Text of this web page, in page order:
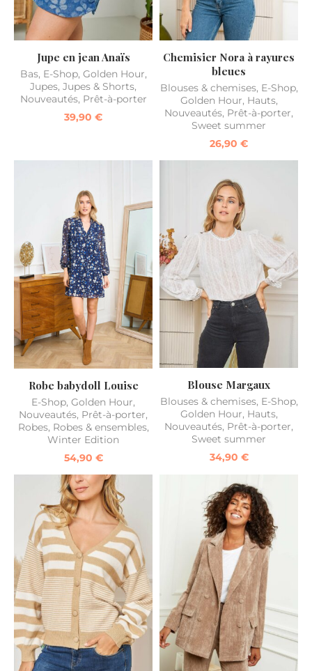
Jupe en jean Anaïs
Bas, E-Shop, Golden Hour,
Jupes, Jupes & Shorts,
Nouveautés, Prêt-à-porter
39,90 €
Chemisier Nora à rayures
bleues
Blouses & chemises, E-Shop,
Golden Hour, Hauts,
Nouveautés, Prêt-à-porter,
Sweet summer
26,90 €
Robe babydoll Louise
E-Shop, Golden Hour,
Nouveautés, Prêt-à-porter,
Robes, Robes & ensembles,
Winter Edition
54,90 €
Blouse Margaux
Blouses & chemises, E-Shop,
Golden Hour, Hauts,
Nouveautés, Prêt-à-porter,
Sweet summer
34,90 €